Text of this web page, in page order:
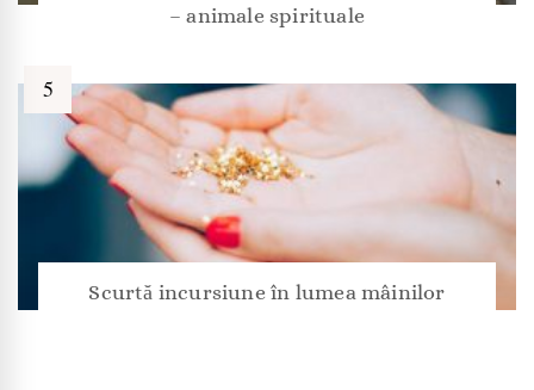
– animale spirituale
Scurtă incursiune în lumea mâinilor